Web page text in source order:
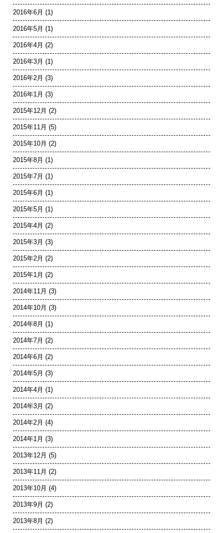
2016年6月 (1)
2016年5月 (1)
2016年4月 (2)
2016年3月 (1)
2016年2月 (3)
2016年1月 (3)
2015年12月 (2)
2015年11月 (5)
2015年10月 (2)
2015年8月 (1)
2015年7月 (1)
2015年6月 (1)
2015年5月 (1)
2015年4月 (2)
2015年3月 (3)
2015年2月 (2)
2015年1月 (2)
2014年11月 (3)
2014年10月 (3)
2014年8月 (1)
2014年7月 (2)
2014年6月 (2)
2014年5月 (3)
2014年4月 (1)
2014年3月 (2)
2014年2月 (4)
2014年1月 (3)
2013年12月 (5)
2013年11月 (2)
2013年10月 (4)
2013年9月 (2)
2013年8月 (2)